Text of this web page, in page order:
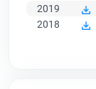
2019
2018